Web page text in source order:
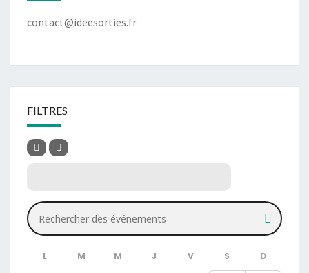
contact@ideesorties.fr
FILTRES
Rechercher des événements